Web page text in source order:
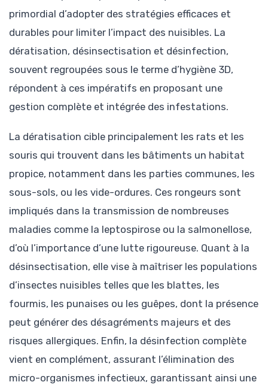
primordial d’adopter des stratégies efficaces et
durables pour limiter l’impact des nuisibles. La
dératisation, désinsectisation et désinfection,
souvent regroupées sous le terme d’hygiène 3D,
répondent à ces impératifs en proposant une
gestion complète et intégrée des infestations.
La dératisation cible principalement les rats et les
souris qui trouvent dans les bâtiments un habitat
propice, notamment dans les parties communes, les
sous-sols, ou les vide-ordures. Ces rongeurs sont
impliqués dans la transmission de nombreuses
maladies comme la leptospirose ou la salmonellose,
d’où l’importance d’une lutte rigoureuse. Quant à la
désinsectisation, elle vise à maîtriser les populations
d’insectes nuisibles telles que les blattes, les
fourmis, les punaises ou les guêpes, dont la présence
peut générer des désagréments majeurs et des
risques allergiques. Enfin, la désinfection complète
vient en complément, assurant l’élimination des
micro-organismes infectieux, garantissant ainsi une